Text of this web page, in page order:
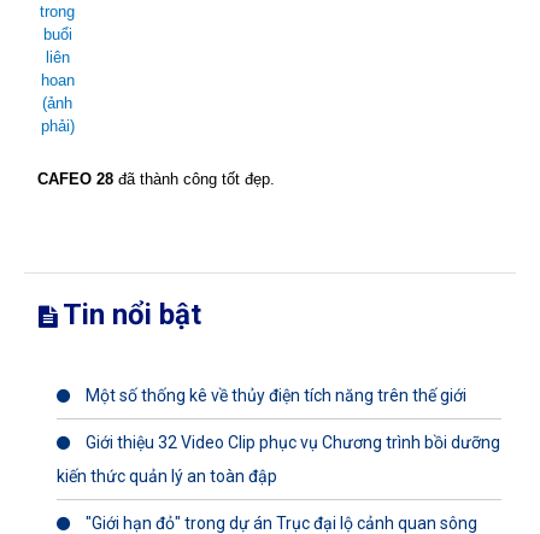
trong
buổi
liên
hoan
(ảnh
phải)
CAFEO 28 đã thành công tốt đẹp.
Tin nổi bật
Một số thống kê về thủy điện tích năng trên thế giới
Giới thiệu 32 Video Clip phục vụ Chương trình bồi dưỡng
kiến thức quản lý an toàn đập
"Giới hạn đỏ" trong dự án Trục đại lộ cảnh quan sông